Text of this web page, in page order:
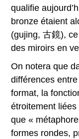
qualifie
bronze étaient
(gujing, 古鏡),
des miroirs en
On notera que
différences
format, la
étroitement
que «
formes rondes,